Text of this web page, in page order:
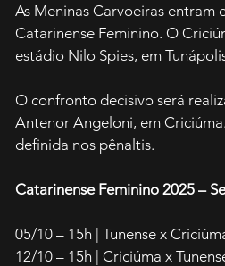
As Meninas Carvoeiras
Catarinense Feminino. O
estádio Nilo Spies, em
O confronto decisivo será
Antenor Angeloni, em
definida nos pênaltis.
Catarinense Feminino 2025 –
05/10 – 15h | Tunense x
12/10 – 15h | Criciúma x